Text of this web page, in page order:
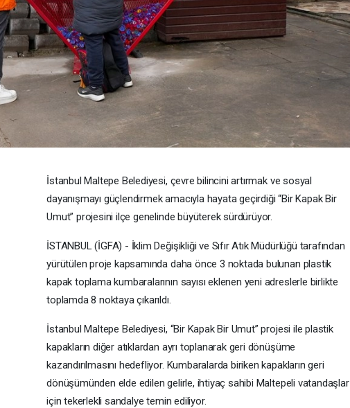
İstanbul Maltepe Belediyesi, çevre bilincini artırmak ve sosyal
dayanışmayı güçlendirmek amacıyla hayata geçirdiği “Bir Kapak Bir
Umut” projesini ilçe genelinde büyüterek sürdürüyor.
İSTANBUL (İGFA) - İklim Değişikliği ve Sıfır Atık Müdürlüğü tarafından
yürütülen proje kapsamında daha önce 3 noktada bulunan plastik
kapak toplama kumbaralarının sayısı eklenen yeni adreslerle birlikte
toplamda 8 noktaya çıkarıldı.
İstanbul Maltepe Belediyesi, “Bir Kapak Bir Umut” projesi ile plastik
kapakların diğer atıklardan ayrı toplanarak geri dönüşüme
kazandırılmasını hedefliyor. Kumbaralarda biriken kapakların geri
dönüşümünden elde edilen gelirle, ihtiyaç sahibi Maltepeli vatandaşlar
için tekerlekli sandalye temin ediliyor.